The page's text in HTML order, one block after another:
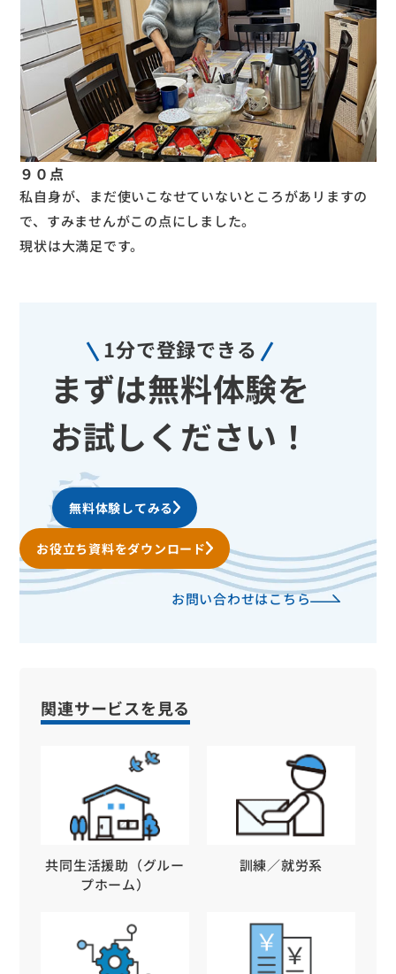
９０点
私自身が、まだ使いこなせていないところがあリますの
で、すみませんがこの点にしました。
現状は大満足です。
1分で登録できる
まずは無料体験を
お試しください！
無料体験してみる
お役立ち資料をダウンロード
お問い合わせはこちら
関連サービスを見る
共同生活援助（グルー
プホーム）
訓練／就労系